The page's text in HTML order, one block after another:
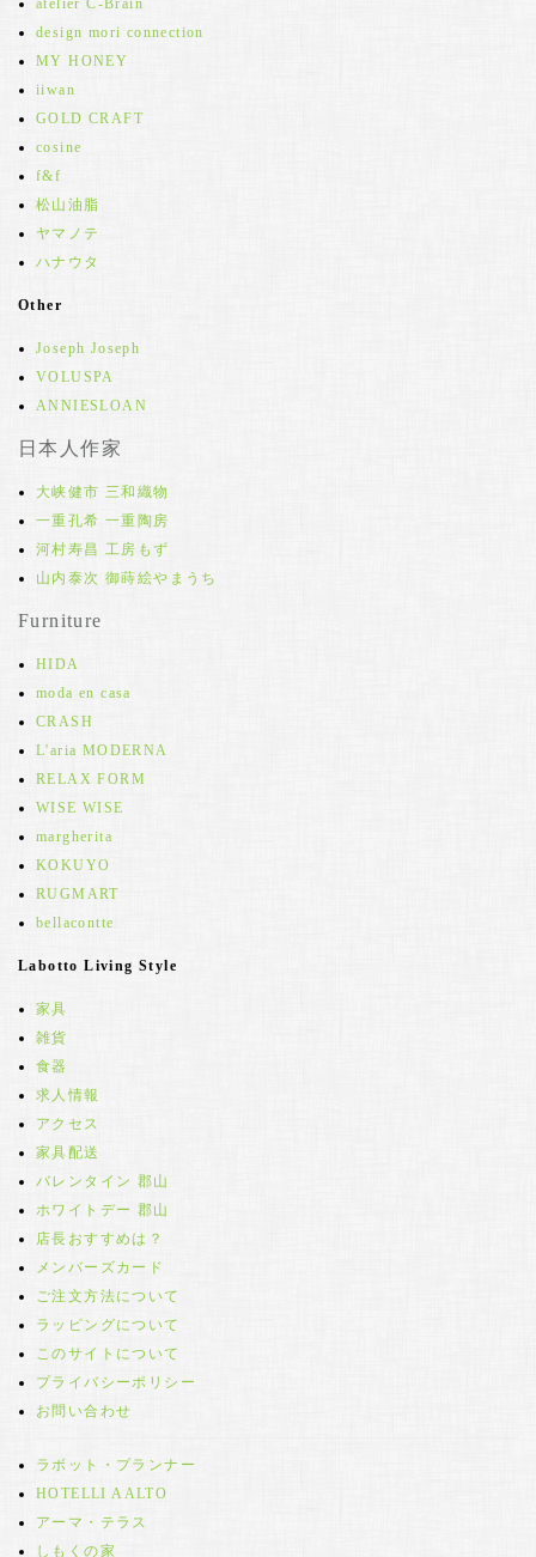
atelier C-Brain
design mori connection
MY HONEY
iiwan
GOLD CRAFT
cosine
f&f
松山油脂
ヤマノテ
ハナウタ
Other
Joseph Joseph
VOLUSPA
ANNIESLOAN
日本人作家
大峡健市 三和織物
一重孔希 一重陶房
河村寿昌 工房もず
山内泰次 御蒔絵やまうち
Furniture
HIDA
moda en casa
CRASH
L'aria MODERNA
RELAX FORM
WISE WISE
margherita
KOKUYO
RUGMART
bellacontte
Labotto Living Style
家具
雑貨
食器
求人情報
アクセス
家具配送
バレンタイン 郡山
ホワイトデー 郡山
店長おすすめは？
メンバーズカード
ご注文方法について
ラッピングについて
このサイトについて
プライバシーポリシー
お問い合わせ
ラボット・プランナー
HOTELLI AALTO
アーマ・テラス
しもくの家